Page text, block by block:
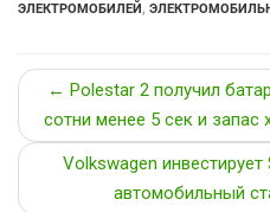
ЭЛЕКТРОМОБИЛЕЙ,
← Polestar 2 получил
сотни менее 5 сек и запас
Volkswagen
автомобильный